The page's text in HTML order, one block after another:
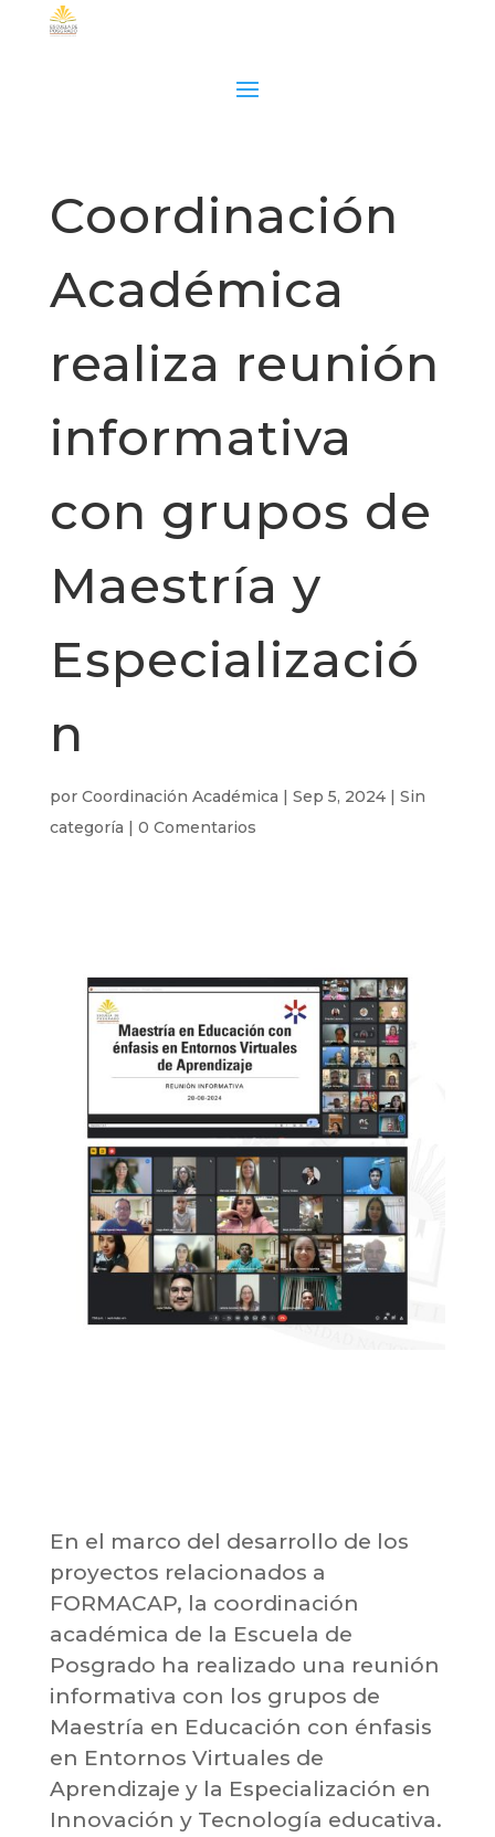
Coordinación
Académica
realiza reunión
informativa
con grupos de
Maestría y
Especializació
n
por Coordinación Académica | Sep 5, 2024| Sin
categoría | 0 Comentarios
En el marco del desarrollo de los
proyectos relacionados a
FORMACAP, la coordinación
académica de la Escuela de
Posgrado ha realizado una reunión
informativa con los grupos de
Maestría en Educación con énfasis
en Entornos Virtuales de
Aprendizaje y la Especialización en
Innovación y Tecnología educativa.